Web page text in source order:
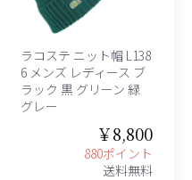
ラコステ ニット帽 L138
6 メンズ レディース ブ
ラック 黒 グリーン 緑
グレー
￥8,800
880ポイント
送料無料